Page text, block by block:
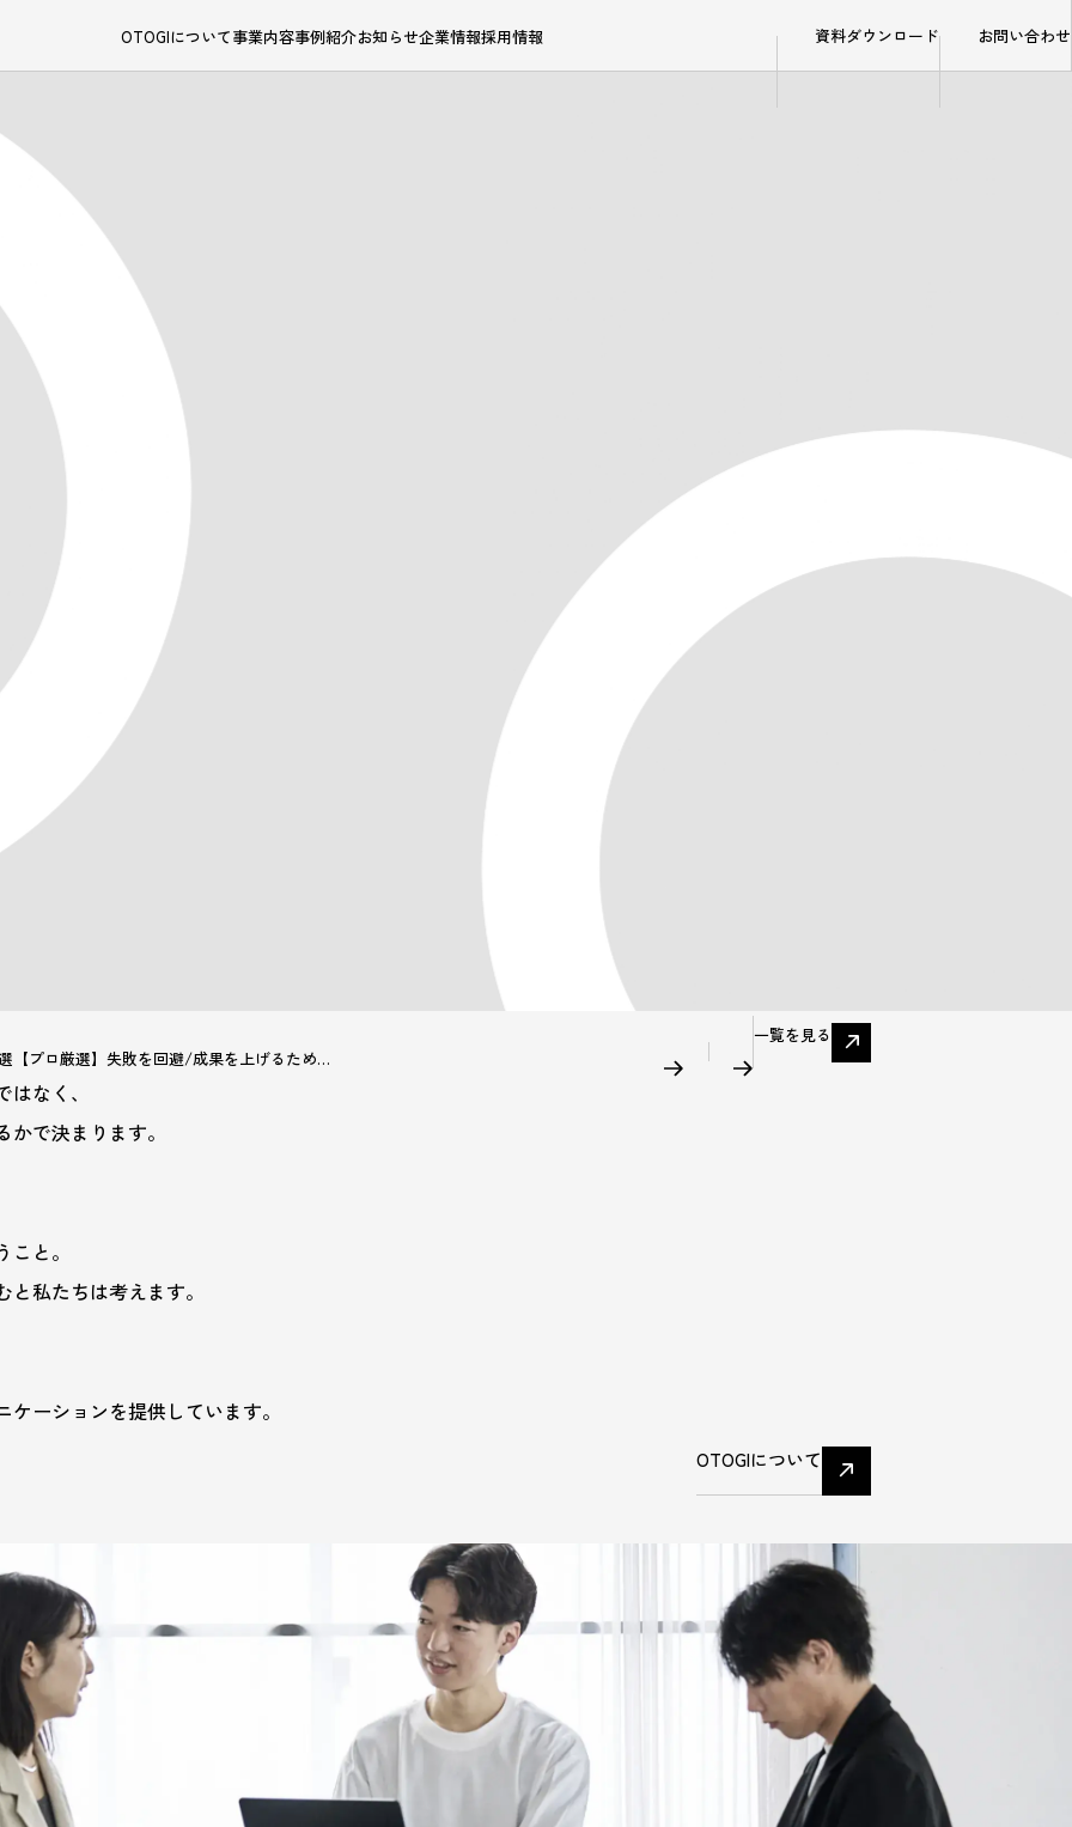
OTOGIについて事業内容事例紹介お知らせ企業情報採用情報 資料ダウンロード お問い合わせ
DRIVEN
【プロ厳選】失敗を回避/成果を上げるための
ました。
ウォンテッドリー株式会社とパートナー様向けセミナーを開催します。
一覧を見る
FOCUS
OTOGIについて
なく、
で決まります。
と。
私たちは考えます。
ーションを提供しています。